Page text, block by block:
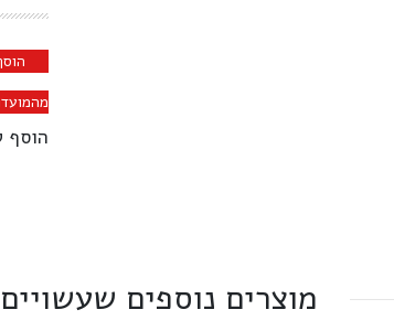
הוסף
מוצרים נוספים